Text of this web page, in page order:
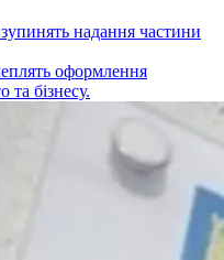
надання частини
оформлення
та бізнесу.